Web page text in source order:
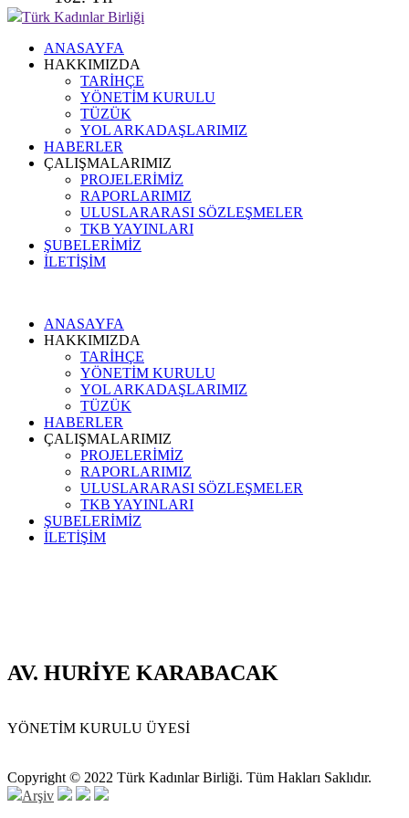
Türk Kadınlar Birliği
ANASAYFA
HAKKIMIZDA
TARİHÇE
YÖNETİM KURULU
TÜZÜK
YOL ARKADAŞLARIMIZ
HABERLER
ÇALIŞMALARIMIZ
PROJELERİMİZ
RAPORLARIMIZ
ULUSLARARASI SÖZLEŞMELER
TKB YAYINLARI
ŞUBELERİMİZ
İLETİŞİM
ANASAYFA
HAKKIMIZDA
TARİHÇE
YÖNETİM KURULU
YOL ARKADAŞLARIMIZ
TÜZÜK
HABERLER
ÇALIŞMALARIMIZ
PROJELERİMİZ
RAPORLARIMIZ
ULUSLARARASI SÖZLEŞMELER
TKB YAYINLARI
ŞUBELERİMİZ
İLETİŞİM
AV. HURİYE KARABACAK
YÖNETİM KURULU ÜYESİ
Copyright © 2022 Türk Kadınlar Birliği. Tüm Hakları Saklıdır.
Arşiv